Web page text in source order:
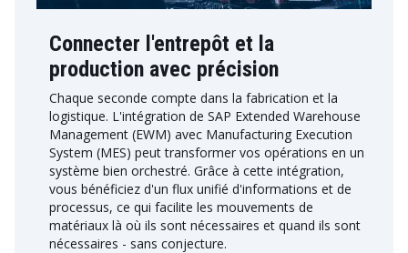
Connecter l'entrepôt et la
production avec précision
Chaque seconde compte dans la fabrication et la
logistique. L'intégration de SAP Extended Warehouse
Management (EWM) avec Manufacturing Execution
System (MES) peut transformer vos opérations en un
système bien orchestré. Grâce à cette intégration,
vous bénéficiez d'un flux unifié d'informations et de
processus, ce qui facilite les mouvements de
matériaux là où ils sont nécessaires et quand ils sont
nécessaires - sans conjecture.